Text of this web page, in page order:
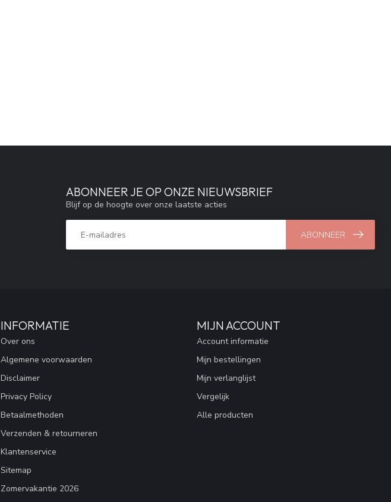
ABONNEER JE OP ONZE NIEUWSBRIEF
Blijf op de hoogte over onze laatste acties
ABONNEER
INFORMATIE
Over ons
Algemene voorwaarden
Disclaimer
Privacy Policy
Betaalmethoden
Verzenden & retourneren
Klantenservice
Sitemap
Zomervakantie 2026
MIJN ACCOUNT
Account informatie
Mijn bestellingen
Mijn verlanglijst
Vergelijk
Alle producten